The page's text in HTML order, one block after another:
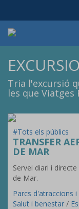
Tria l'excursió
les que
#Tots els públics
TRANSFER
DE MAR
Servei diari i
de Mar.
Parcs d'atraccions i
Salut i benestar /